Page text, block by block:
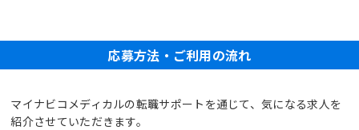
応募方法・ご利用の流れ
マイナビコメディカルの転職サポートを通じて、気になる求人を
紹介させていただきます。